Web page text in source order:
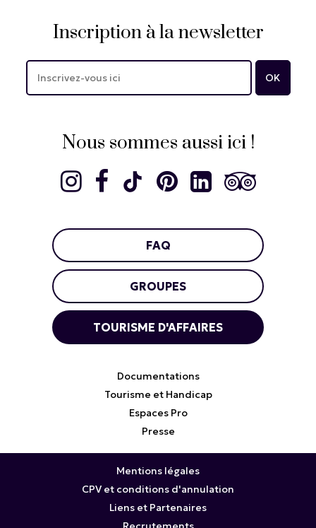
Inscription à la newsletter
Nous sommes aussi ici !
FAQ
GROUPES
TOURISME D'AFFAIRES
Documentations
Tourisme et Handicap
Espaces Pro
Presse
Mentions légales
CPV et conditions d'annulation
Liens et Partenaires